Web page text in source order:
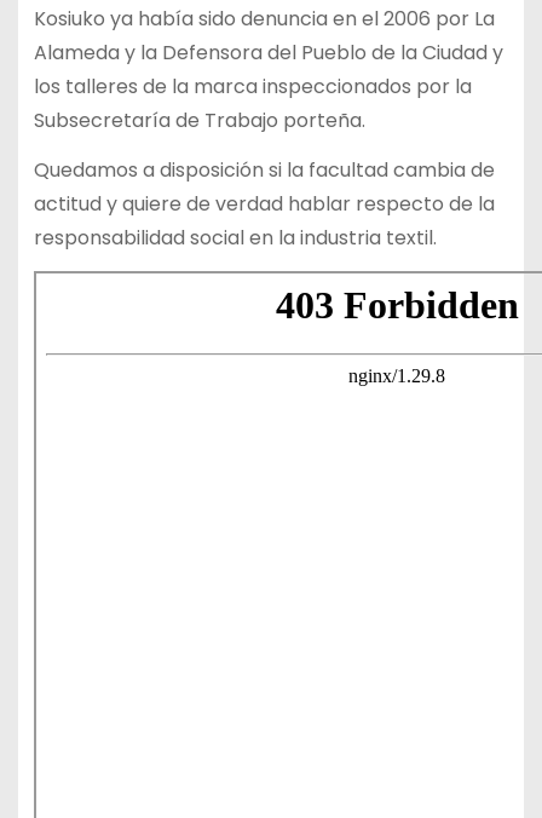
Kosiuko ya había sido denuncia en el 2006 por La
Alameda y la Defensora del Pueblo de la Ciudad y
los talleres de la marca inspeccionados por la
Subsecretaría de Trabajo porteña.
Quedamos a disposición si la facultad cambia de
actitud y quiere de verdad hablar respecto de la
responsabilidad social en la industria textil.